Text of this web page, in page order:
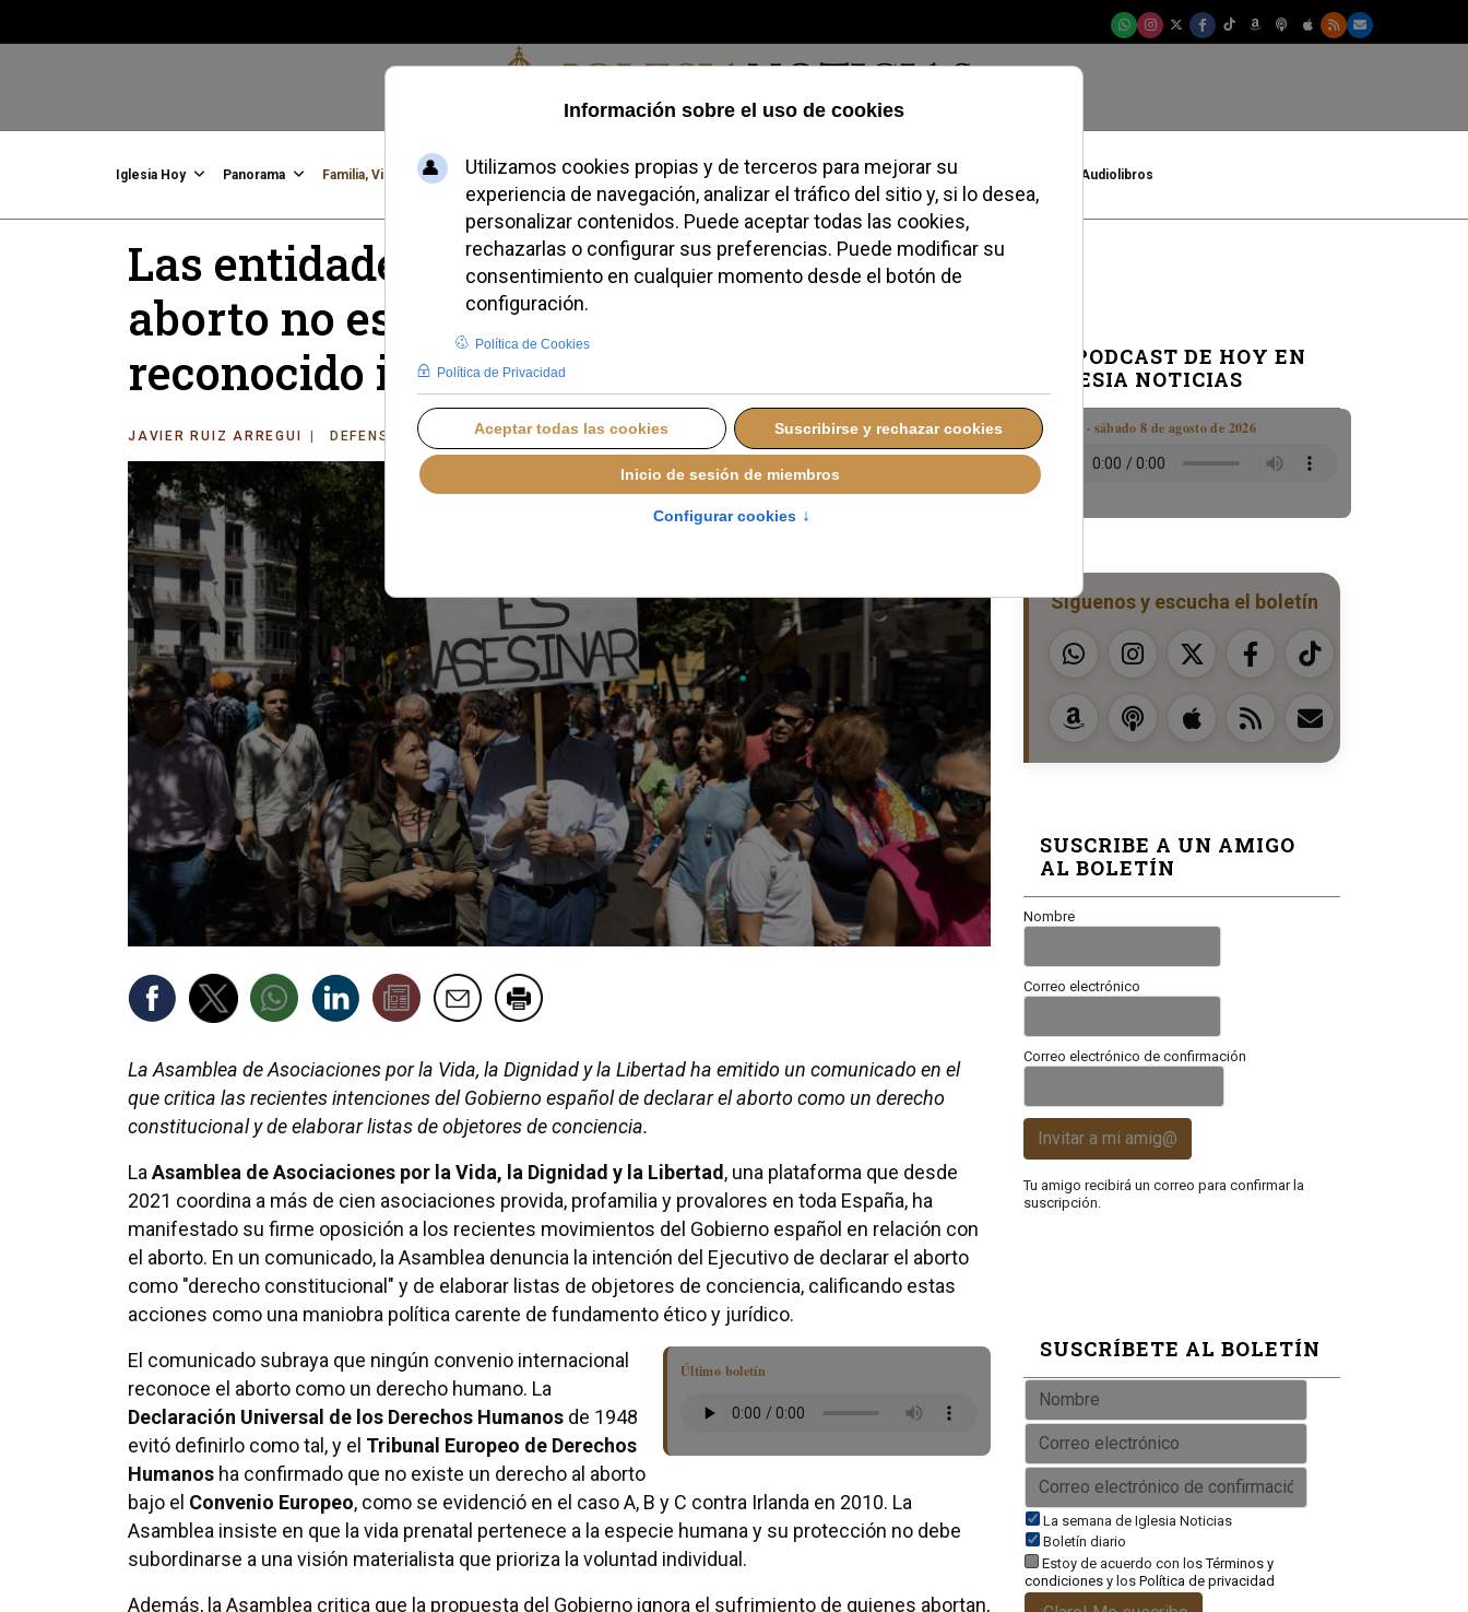
Sábado, 08 de agosto de 2026
Iglesia Hoy Panorama Familia, Vida, Identidad Credofobiómetro Blogs Temas Buscar #JovenesConFe Podcast Audiolibros
Las entidades provida advierten: “El
aborto no es un derecho humano
reconocido internacionalmente”
JAVIER RUIZ ARREGUI DEFENSA DE LA VIDA JUEVES, 09 OCTUBRE 2025 09:55
La Asamblea de Asociaciones por la Vida, la Dignidad y la Libertad ha emitido un comunicado en el
que critica las recientes intenciones del Gobierno español de declarar el aborto como un derecho
constitucional y de elaborar listas de objetores de conciencia.
LaAsamblea de Asociaciones por la Vida, la Dignidad y la Libertad, una plataforma que desde
2021 coordina a más de cien asociaciones provida, profamilia y provalores en toda España, ha
manifestado su firme oposición a los recientes movimientos del Gobierno español en relación con
el aborto. En un comunicado, la Asamblea denuncia la intención del Ejecutivo de declarar el aborto
como "derecho constitucional" y de elaborar listas de objetores de conciencia, calificando estas
acciones como una maniobra política carente de fundamento ético y jurídico.
Último boletín
El comunicado subraya que ningún convenio internacional
reconoce el aborto como un derecho humano. La
Declaración Universal de los Derechos Humanos de 1948
evitó definirlo como tal, y el Tribunal Europeo de Derechos
Humanos ha confirmado que no existe un derecho al aborto
bajo el Convenio Europeo, como se evidenció en el caso A, B y C contra Irlanda en 2010. La
Asamblea insiste en que la vida prenatal pertenece a la especie humana y su protección no debe
subordinarse a una visión materialista que prioriza la voluntad individual.
Además, la Asamblea critica que la propuesta del Gobierno ignora el sufrimiento de quienes abortan,
EL PODCAST DE HOY EN
IGLESIA NOTICIAS
Boletín · sábado 8 de agosto de 2026
Síguenos y escucha el boletín
SUSCRIBE A UN AMIGO
AL BOLETÍN
Nombre
Correo electrónico
Correo electrónico de confirmación
Invitar a mi amig@
Tu amigo recibirá un correo para confirmar la
suscripción.
SUSCRÍBETE AL BOLETÍN
La semana de Iglesia Noticias
Boletín diario
Estoy de acuerdo con losTérminos y
condiciones y los Política de privacidad